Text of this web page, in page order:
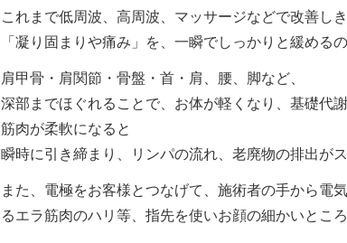
これまで低周波、高周波、マッサージなどで改善し
「凝り固まりや痛み」を、一瞬でしっかりと緩める
肩甲骨・肩関節・骨盤・首・肩、腰、脚など、
深部までほぐれることで、お体が軽くなり、基礎代
筋肉が柔軟になると
瞬時に引き締まり、リンパの流れ、老廃物の排出が
また、電極をお客様とつなげて、施術者の手から電
るエラ筋肉のハリ等、指先を使いお顔の細かいとこ